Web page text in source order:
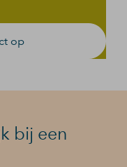
op
bij een